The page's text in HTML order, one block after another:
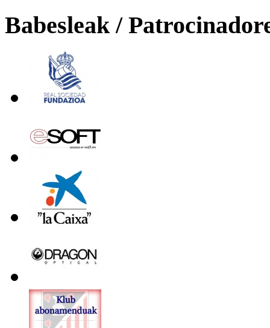
Babesleak /